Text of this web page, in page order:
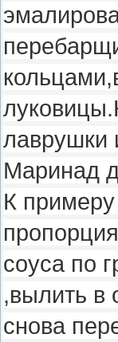
лаврушки
Маринад
К
соуса по
,вылить в
снова